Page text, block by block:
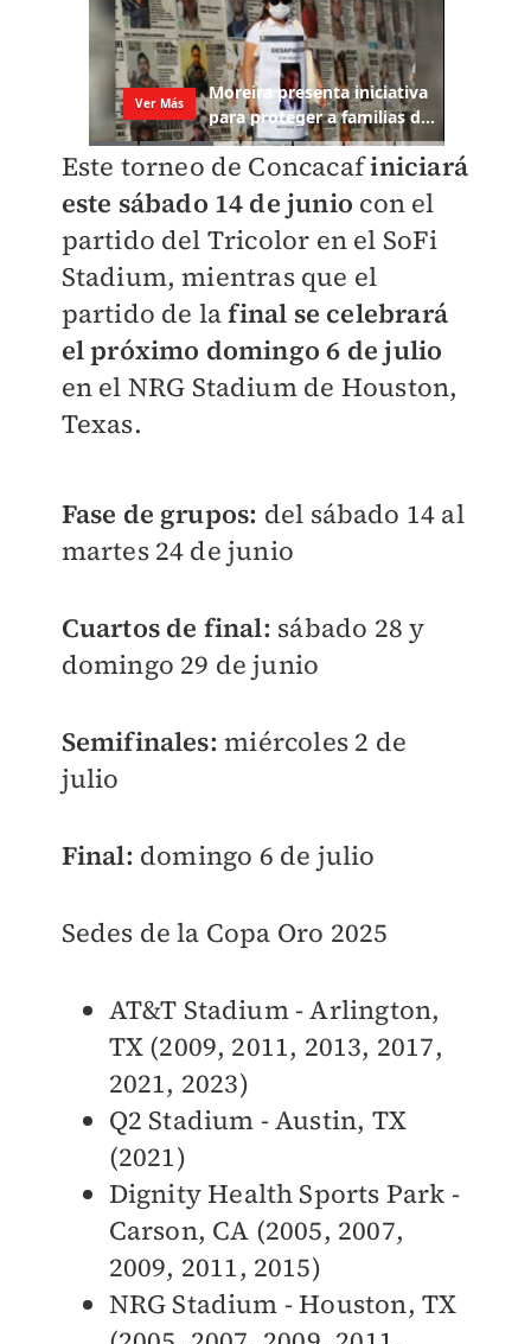
Este torneo de Concacafiniciará
este sábado 14 de junio con el
partido del Tricolor en el SoFi
Stadium, mientras que el
partido de lafinal se celebrará
el próximo domingo 6 de julio
en el NRG Stadium de Houston,
Texas.
Fase de grupos: del sábado 14 al
martes 24 de junio
Cuartos de final: sábado 28 y
domingo 29 de junio
Semifinales:miércoles 2 de
julio
Final: domingo 6 de julio
Sedes de la Copa Oro 2025
AT&T Stadium - Arlington,
TX (2009, 2011, 2013, 2017,
2021, 2023)
Q2 Stadium - Austin, TX
(2021)
Dignity Health Sports Park -
Carson, CA (2005, 2007,
2009, 2011, 2015)
NRG Stadium - Houston, TX